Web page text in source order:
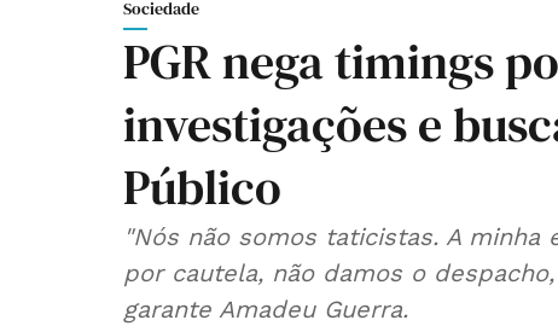
Sociedade
PGR nega timings
investigações e
Público
"Nós não somos taticistas. A
por cautela, não damos o
garante Amadeu Guerra.